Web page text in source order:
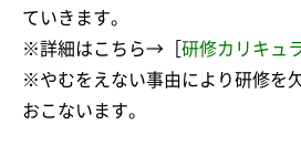
ていきます。
※詳細はこちら→
研修カリキュ
※やむをえない事由により研修を
おこないます。